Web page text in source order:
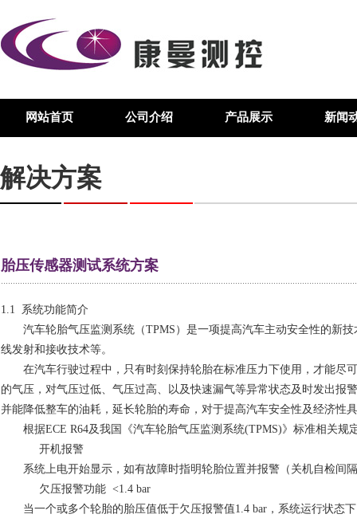
网站首页 公司介绍 产品展示 新闻
解决方案
胎压传感器测试系统方案
1.1 系统功能简介
汽车轮胎气压监测系统（TPMS ）是一项提高汽车主动安全性的新
线发射和接收技术等。
在汽车行驶过程中，只有时刻保持轮胎在标准压力下使用，才能尽
的气压，对气压过低、气压过高、以及快速漏气等异常状态及时发出报
并能降低整车的油耗，延长轮胎的寿命，对于提高汽车安全性及经济性
根据ECE R64及我国《汽车轮胎气压监测系统(TPMS)》标准相关规
开机报警
系统上电开始显示，如有故障时指明轮胎位置并报警（关机自检间
欠压报警功能 <1.4 bar
当一个或多个轮胎的胎压值低于欠压报警值1.4 bar ，系统运行状态